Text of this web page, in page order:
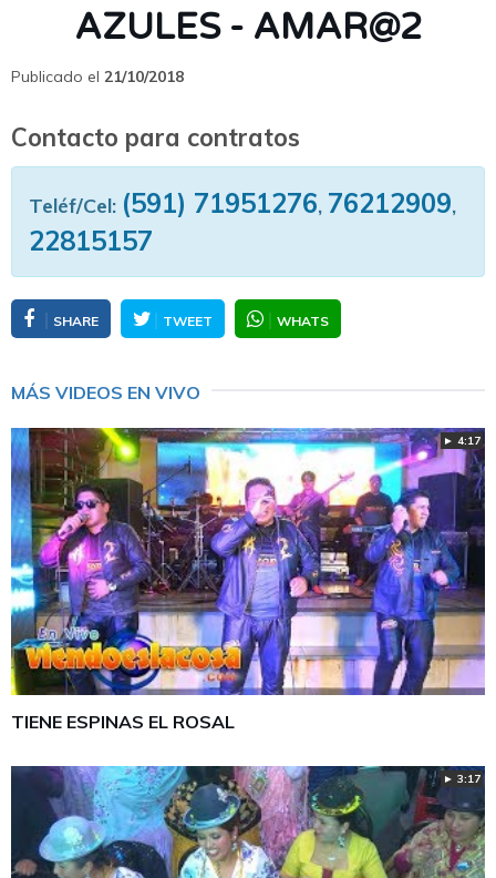
AZULES - AMAR@2
Publicado el 21/10/2018
Contacto para contratos
Teléf/Cel: (591) 71951276, 76212909,
22815157
SHARE TWEET WHATS
MÁS VIDEOS EN VIVO
► 4:17
TIENE ESPINAS EL ROSAL
► 3:17